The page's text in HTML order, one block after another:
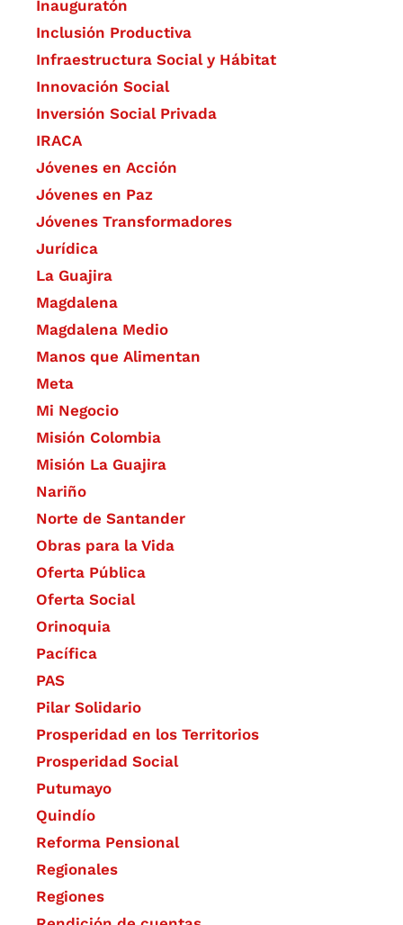
Inauguratón
Inclusión Productiva
Infraestructura Social y Hábitat
​Innovación Social
Inversión Social Privada
IRACA
Jóvenes en Acción
Jóvenes en Paz
Jóvenes Transformadores
Jurídica
La Guajira
Magdalena
Magdalena Medio
Manos que Alimentan
Meta
Mi Negocio
Misión Colombia
Misión La Guajira
Nariño
Norte de Santander
Obras para la Vida
Oferta Pública
Oferta Social​​
Orinoquia
Pacífica
PAS
Pilar Solidario
Prosperidad en los Territorios
Prosperidad Social
Putumayo
Quindío
Reforma Pensional
Regionales
Regiones